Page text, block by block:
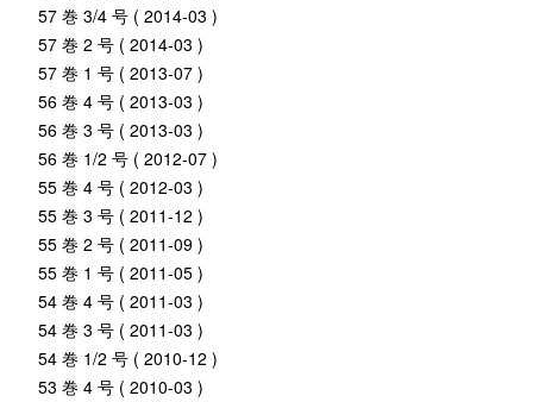
57 巻 3/4 号 ( 2014-03 )
57 巻 2 号 ( 2014-03 )
57 巻 1 号 ( 2013-07 )
56 巻 4 号 ( 2013-03 )
56 巻 3 号 ( 2013-03 )
56 巻 1/2 号 ( 2012-07 )
55 巻 4 号 ( 2012-03 )
55 巻 3 号 ( 2011-12 )
55 巻 2 号 ( 2011-09 )
55 巻 1 号 ( 2011-05 )
54 巻 4 号 ( 2011-03 )
54 巻 3 号 ( 2011-03 )
54 巻 1/2 号 ( 2010-12 )
53 巻 4 号 ( 2010-03 )